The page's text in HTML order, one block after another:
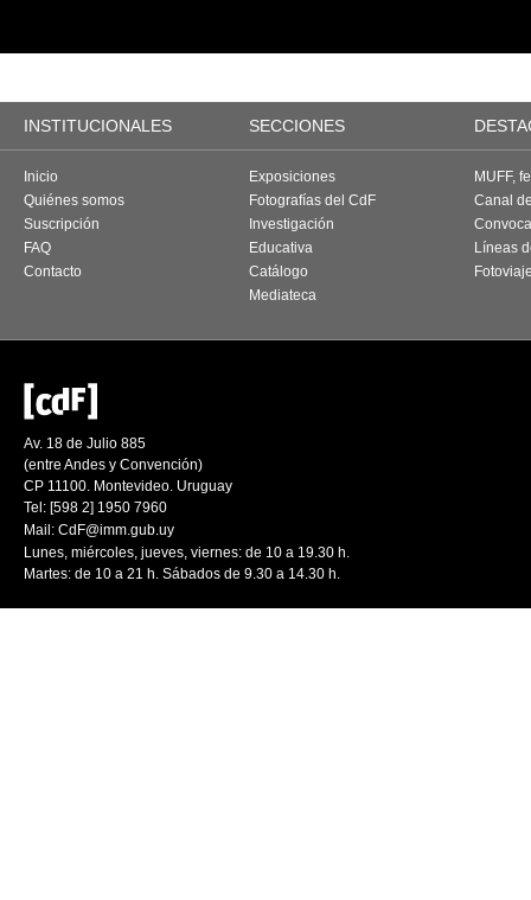
INSTITUCIONALES SECCIONES
Inicio
Quiénes somos
Suscripción
FAQ
Contacto
Exposiciones
Fotografías del CdF
Investigación
Educativa
Catálogo
Mediateca
MUFF,
Canal
Líneas
Av. 18 de Julio 885
(entre Andes y Convención)
CP 11100. Montevideo. Uruguay
Tel: [598 2] 1950 7960
Mail: CdF@imm.gub.uy
Lunes, miércoles, jueves, viernes: de 10 a 19.30 h.
Martes: de 10 a 21 h. Sábados de 9.30 a 14.30 h.